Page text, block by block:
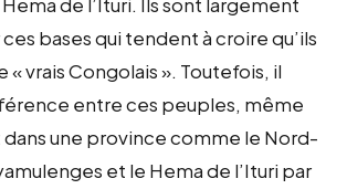
bases qui tendent à croire qu’ils
« vrais Congolais ». Toutefois, il
entre ces peuples, même
dans une province comme le Nord-
et le Hema de l’Ituri par